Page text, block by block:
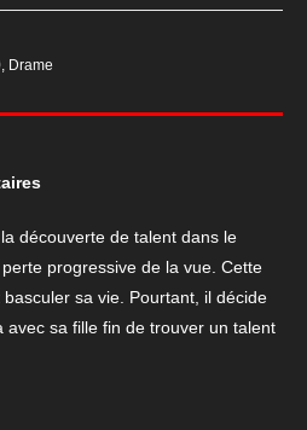
, Drame
découverte de talent dans le
progressive de la vue. Cette
sa vie. Pourtant, il décide
avec sa fille fin de trouver un talent